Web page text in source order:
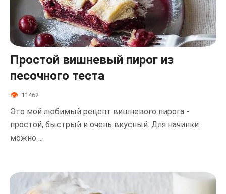
Простой вишневый пирог из
песочного теста
11462
Это мой любимый рецепт вишневого пирога -
простой, быстрый и очень вкусный. Для начинки
можно ...